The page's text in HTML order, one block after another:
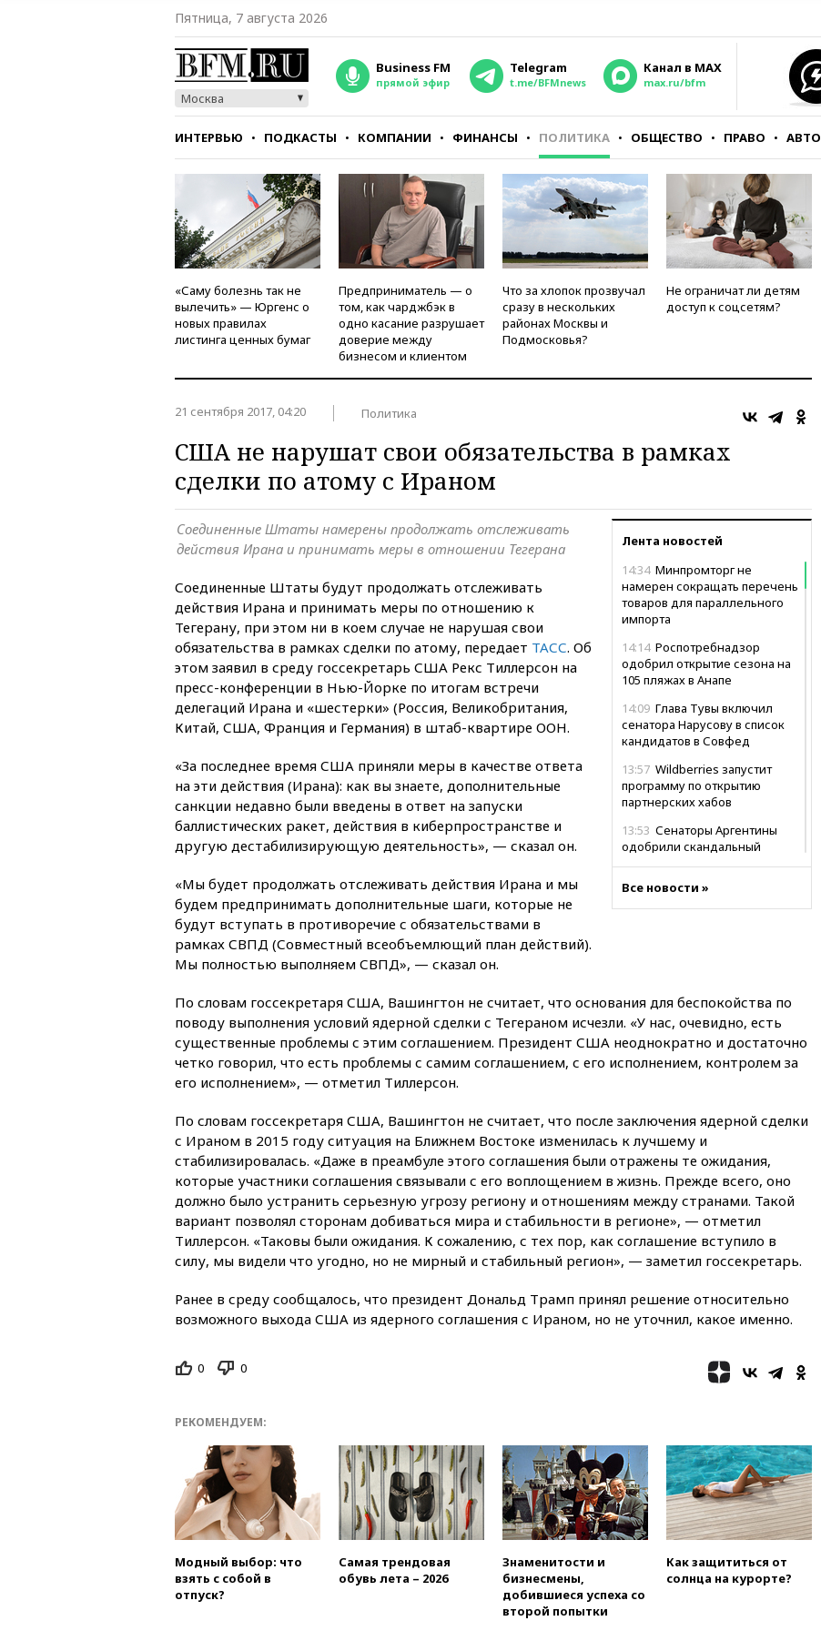
Пятница, 7 августа 2026
Москва
Business FM
прямой эфир
Telegram
t.me/BFMnews
Канал в MAX
max.ru/bfm
ИНТЕРВЬЮ ПОДКАСТЫ КОМПАНИИ ФИНАНСЫ ПОЛИТИКА ОБЩЕСТВО ПРАВО АВТО
СТИЛЬ ТЕСТЫ
«Саму болезнь так не
вылечить» — Юргенс о
новых правилах
листинга ценных бумаг
Предприниматель — о
том, как чарджбэк в
одно касание разрушает
доверие между
бизнесом и клиентом
Что за хлопок прозвучал
сразу в нескольких
районах Москвы и
Подмосковья?
Не ограничат ли детям
доступ к соцсетям?
21 сентября 2017, 04:20 Политика
США не нарушат свои обязательства в рамках
сделки по атому с Ираном
Лента новостей
14:34 Минпромторг не
намерен сокращать перечень
товаров для параллельного
импорта
14:14 Роспотребнадзор
одобрил открытие сезона на
105 пляжах в Анапе
14:09 Глава Тувы включил
сенатора Нарусову в список
кандидатов в Совфед
13:57 Wildberries запустит
программу по открытию
партнерских хабов
13:53 Сенаторы Аргентины
одобрили скандальный
13:36ABC News: запасы
с выборов
13:11 Путин обсудил с
президентом ОАЭ ситуацию в
Персидском заливе и на
выселить из квартиры
крокодила, лису и других
животных
12:51Россия планирует
запустить групповые
безвизовые турпоездки для
12:36Экспорт растворимого
рекордных показателей
12:30 Российские войска
в соцсети
11:58
Резаи: Иран не допустит
открытия второго маршрута в
Ормузском проливе
11:48
Жители Москвы и
громких взрывах
11:41
Все новости »
Соединенные Штаты намерены продолжать отслеживать
действия Ирана и принимать меры в отношении Тегерана
Соединенные Штаты будут продолжать отслеживать
действия Ирана и принимать меры по отношению к
Тегерану, при этом ни в коем случае не нарушая свои
обязательства в рамках сделки по атому, передает ТАСС. Об
этом заявил в среду госсекретарь США Рекс Тиллерсон на
пресс-конференции в Нью-Йорке по итогам встречи
делегаций Ирана и «шестерки» (Россия, Великобритания,
Китай, США, Франция и Германия) в штаб-квартире ООН.
«За последнее время США приняли меры в качестве ответа
на эти действия (Ирана): как вы знаете, дополнительные
санкции недавно были введены в ответ на запуски
баллистических ракет, действия в киберпространстве и
другую дестабилизирующую деятельность», — сказал он.
«Мы будет продолжать отслеживать действия Ирана и мы
будем предпринимать дополнительные шаги, которые не
будут вступать в противоречие с обязательствами в
рамках СВПД (Совместный всеобъемлющий план действий).
Мы полностью выполняем СВПД», — сказал он.
По словам госсекретаря США, Вашингтон не считает, что основания для беспокойства по
поводу выполнения условий ядерной сделки с Тегераном исчезли. «У нас, очевидно, есть
существенные проблемы с этим соглашением. Президент США неоднократно и достаточно
четко говорил, что есть проблемы с самим соглашением, с его исполнением, контролем за
его исполнением», — отметил Тиллерсон.
По словам госсекретаря США, Вашингтон не считает, что после заключения ядерной сделки
с Ираном в 2015 году ситуация на Ближнем Востоке изменилась к лучшему и
стабилизировалась. «Даже в преамбуле этого соглашения были отражены те ожидания,
которые участники соглашения связывали с его воплощением в жизнь. Прежде всего, оно
должно было устранить серьезную угрозу региону и отношениям между странами. Такой
вариант позволял сторонам добиваться мира и стабильности в регионе», — отметил
Тиллерсон. «Таковы были ожидания. К сожалению, с тех пор, как соглашение вступило в
силу, мы видели что угодно, но не мирный и стабильный регион», — заметил госсекретарь.
Ранее в среду сообщалось, что президент Дональд Трамп принял решение относительно
возможного выхода США из ядерного соглашения с Ираном, но не уточнил, какое именно.
0 0
РЕКОМЕНДУЕМ:
Модный выбор: что
взять с собой в
отпуск?
Самая трендовая
обувь лета – 2026
Знаменитости и
бизнесмены,
добившиеся успеха со
второй попытки
Как защититься от
солнца на курорте?